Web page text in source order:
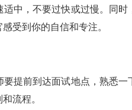
中，不要过快或过慢。同
受到你的自信和专注。
提前到达面试地点，熟悉
流程。